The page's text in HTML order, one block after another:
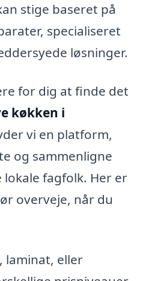
stige baseret på
specialiseret
løsninger.
for dig at finde det
køkken i
vi en platform,
og sammenligne
fagfolk. Her er
overveje, når du
laminat, eller